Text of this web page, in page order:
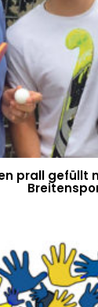
prall gefüllt